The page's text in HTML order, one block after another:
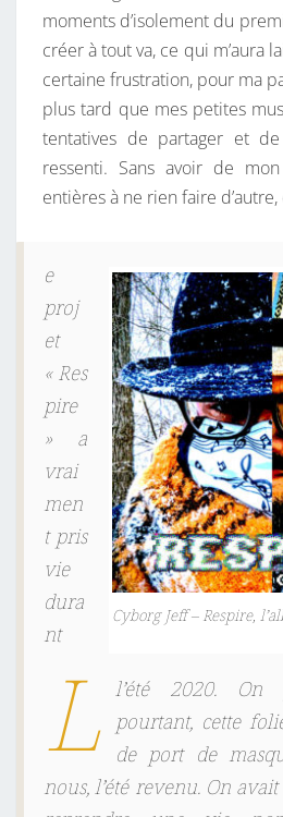
U
M
D
E
C
Y
B
G
J
E
F
F
moments d’isolement du
créer à tout va, ce qui m’aura
certaine frustration, pour ma
plus tard que mes petites
tentatives de partager et
ressenti. Sans avoir de
entières à ne rien faire
Cyborg Jeff – Respire,
L
e
proj
et
«Res
pire
» a
vrai
men
t pris
vie
dura
nt
l’été 2020.
pourtant, cette
de port de
nous, l’été revenu. On